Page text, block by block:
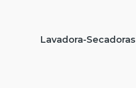
Lavadora-Secadoras